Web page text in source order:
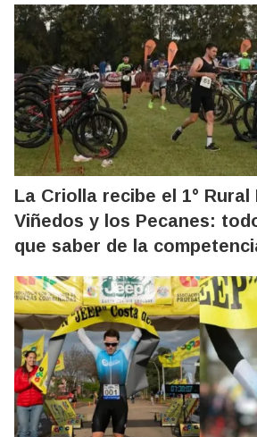
La Criolla recibe el 1° Rural
Viñedos y los Pecanes:
que saber de la